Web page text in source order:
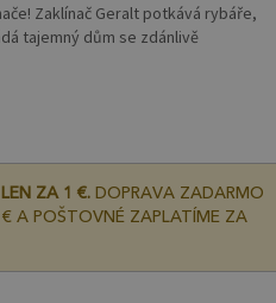
Zaklínač Geralt potkává rybáře,
tajemný dům se zdánlivě
ZA 1 €.DOPRAVA ZADARMO
A POŠTOVNÉ ZAPLATÍME ZA